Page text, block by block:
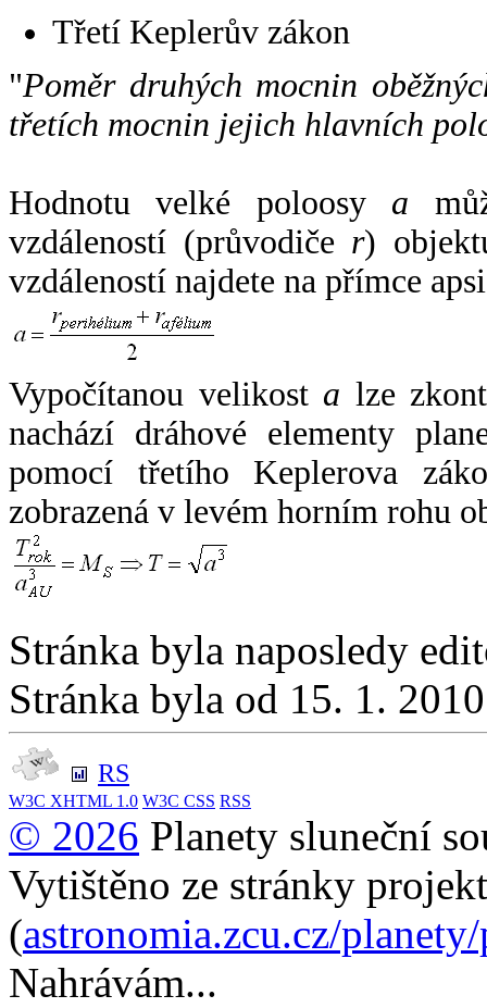
Třetí Keplerův zákon
"Poměr druhých mocnin
třetích mocnin jejich hlavních
Hodnotu velké poloosy a
vzdáleností (průvodiče r)
vzdáleností najdete na přímce
Vypočítanou velikost a lze
nachází dráhové elementy
pomocí třetího Keplerova
zobrazená v levém horním rohu
Stránka byla naposledy
Stránka byla od 15. 1.
RS
W3C XHTML 1.0 W3C CSS RSS
© 2026 Planety sluneční
Vytištěno ze stránky
(astronomia.zcu.cz/
Nahrávám...